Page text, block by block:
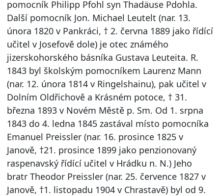
pomocník Philipp Pfohl syn Thadäuse Pdohla.
Další pomocník Jon. Michael Leutelt (nar. 13.
února 1820 v Pankráci, † 2. června 1889 jako řídící
učitel v Josefově dole) je otec známého
jizerskohorského básníka Gustava Leuteita. R.
1843 byl školským pomocníkem Laurenz Mann
(nar. 12. února 1814 v Ringelshainu), pak učitel v
Dolním Oldřichově a Krásném potoce, † 31.
března 1893 v Novém Městě p. Sm. Od 1. srpna
1843 do 4. ledna 1845 zastával místo pomocníka
Emanuel Preissler (nar. 16. prosince 1825 v
Janově, †21. prosince 1899 jako penzionovaný
raspenavský řídící učitel v Hrádku n. N.) Jeho
bratr Theodor Preissler (nar. 25. července 1827 v
Janově, †1. listopadu 1904 v Chrastavě) byl od 9.